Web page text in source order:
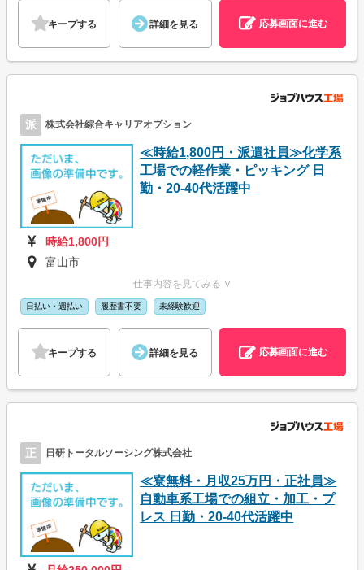
キープする 詳細を見る 応募画面に進む
派 株式会社綜合キャリアオプション
≪時給1,800円・派遣社員≫化学系
工場での軽作業・ピッキング 日
勤・20-40代活躍中
時給1,800円
富山市
仕事内容を見てみる ∨
日払い・週払い 履歴書不要 未経験歓迎
キープする 詳細を見る 応募画面に進む
正 日研トータルソーシング株式会社
≪寮無料・月収25万円・正社員≫
自動車系工場での組立・加工・プ
レス 日勤・20-40代活躍中